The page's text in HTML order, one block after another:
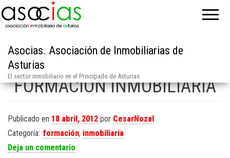
Asocias. Asociación de Inmobiliarias de
Asturias
El sector inmobiliario en el Principado de Asturias
FORMACION INMOBILIARIA
Publicado en 18 abril, 2012 por CesarNozal
Categoría: formación, inmobiliaria
Deja un comentario